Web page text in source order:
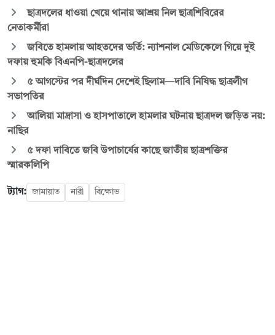
ছাত্রদলের ধাওয়া খেয়ে থানায় আশ্রয় নিল ছাত্রশিবিরের
নেতাকর্মীরা
জবিতে হামলায় আহতদের ভর্তি: ন্যাশনাল মেডিকেলে গিয়ে দুই
দফায় হুমকি বিএনপি-ছাত্রদলের
৫ আগস্টের পর দীর্ঘদিন দেশেই ছিলাম—দাবি নিষিদ্ধ ছাত্রলীগ
সভাপতির
আলিয়া মাদ্রাসা ও হাসপাতালে হামলার ঘটনায় ছাত্রদল জড়িত নয়:
নাছির
৫ দফা দাবিতে জবি উপাচার্যের কাছে জাতীয় ছাত্রশক্তির
স্মারকলিপি
ট্যাগ: জামায়াত নারী বিক্ষোভ